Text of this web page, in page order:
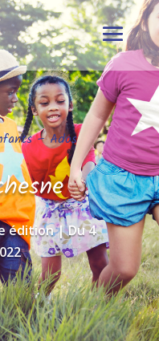
– Ados
édition | Du 4